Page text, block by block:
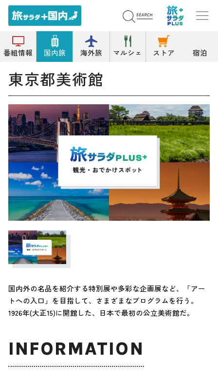
番組情報 国内旅 海外旅 マルシェ ストア 宿泊
トップ 美術館 東京都美術館
東京都美術館
国内外の名品を紹介する特別展や多彩な企画展など、「アー
トへの入口」を目指して、さまざまなプログラムを行う。
1926年(大正15)に開館した、日本で最初の公立美術館だ。
INFORMATION